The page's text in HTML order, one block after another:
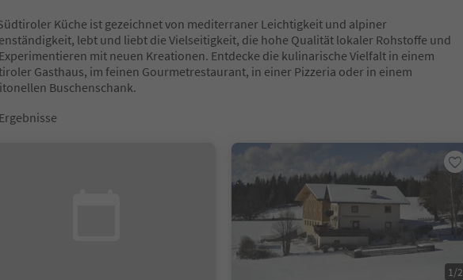
Küche ist gezeichnet von mediterraner Leichtigkeit und alpiner
lebt und liebt die Vielseitigkeit, die hohe Qualität lokaler Rohstoffe und
mit neuen Kreationen. Entdecke die kulinarische Vielfalt in einem
Gasthaus, im feinen Gourmetrestaurant, in einer Pizzeria oder in einem
Buschenschank.
Ergebnisse
1/2